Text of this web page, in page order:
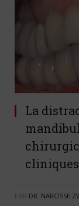
La
cliniques
PAR DR. NARCISSE